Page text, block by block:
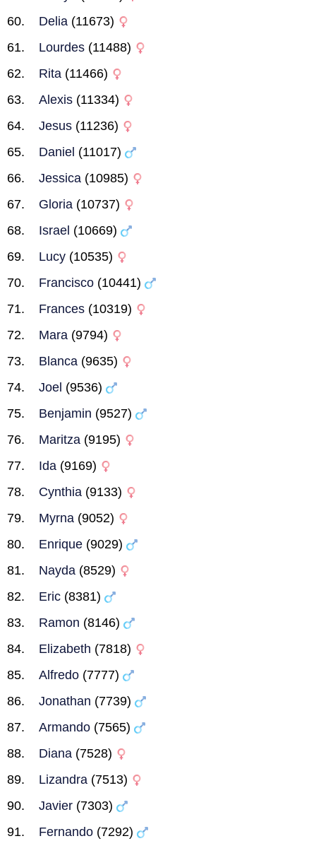
Delia (11673)
Lourdes (11488)
Rita (11466)
Alexis (11334)
Jesus (11236)
Daniel (11017)
Jessica (10985)
Gloria (10737)
Israel (10669)
Lucy (10535)
Francisco (10441)
Frances (10319)
Mara (9794)
Blanca (9635)
Joel (9536)
Benjamin (9527)
Maritza (9195)
Ida (9169)
Cynthia (9133)
Myrna (9052)
Enrique (9029)
Nayda (8529)
Eric (8381)
Ramon (8146)
Elizabeth (7818)
Alfredo (7777)
Jonathan (7739)
Armando (7565)
Diana (7528)
Lizandra (7513)
Javier (7303)
Fernando (7292)